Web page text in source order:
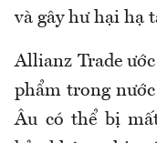
và gây hư hại hạ
Allianz Trade
phẩm trong
Âu có thể bị